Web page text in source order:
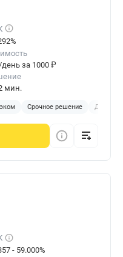
за 1000 ₽
мин.
Срочное решение
- 59.000%